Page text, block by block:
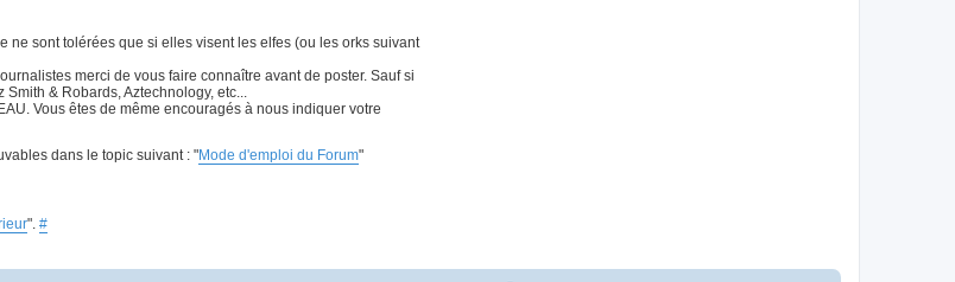
sont tolérées que si elles visent les elfes (ou les orks suivant
merci de vous faire connaître avant de poster. Sauf si
& Robards, Aztechnology, etc...
Vous êtes de même encouragés à nous indiquer votre
dans le topic suivant : "Mode d'emploi du Forum"
". #